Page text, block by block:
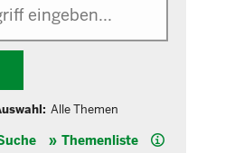
Alle Themen
Themenliste Hilfe